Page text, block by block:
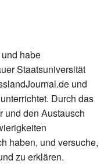
habe
Staatsuniversität
und
Durch das
und den Austausch
haben, und versuche,
zu erklären.